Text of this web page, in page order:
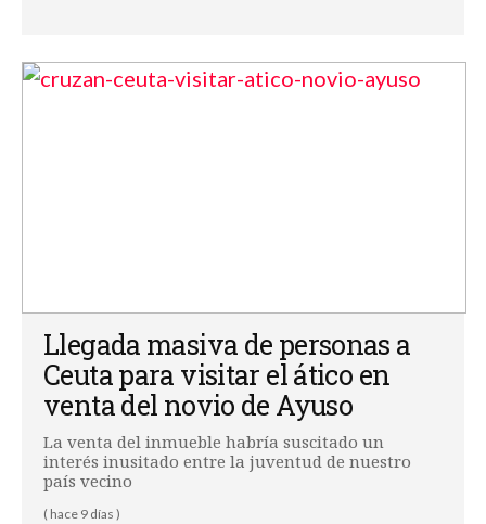
Llegada masiva de personas a
Ceuta para visitar el ático en
venta del novio de Ayuso
La venta del inmueble habría suscitado un
interés inusitado entre la juventud de nuestro
país vecino
( hace 9 días )